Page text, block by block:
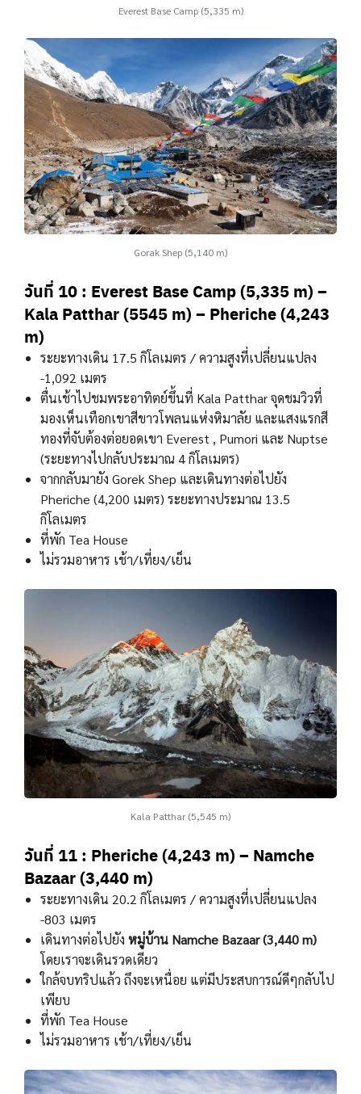
Everest Base Camp (5,335 m)
Gorak Shep (5,140 m)
วันที่ 10 : Everest Base Camp (5,335 m) –
Kala Patthar (5545 m) – Pheriche (4,243
m)
ระยะทางเดิน 17.5 กิโลเมตร / ความสูงที่เปลี่ยนแปลง
-1,092 เมตร
ตื่นเช้าไปชมพระอาทิตย์ขึ้นที่ Kala Patthar จุดชมวิวที่
มองเห็นเทือกเขาสีขาวโพลนแห่งหิมาลัย และแสงแรกสี
ทองที่จับต้องต่อยอดเขา Everest , Pumori และ Nuptse
(ระยะทางไปกลับประมาณ 4 กิโลเมตร)
จากกลับมายัง Gorek Shep และเดินทางต่อไปยัง
Pheriche (4,200 เมตร) ระยะทางประมาณ 13.5
กิโลเมตร
ที่พัก Tea House
ไม่รวมอาหาร เช้า/เที่ยง/เย็น
Kala Patthar (5,545 m)
วันที่ 11 : Pheriche (4,243 m) – Namche
Bazaar (3,440 m)
ระยะทางเดิน 20.2 กิโลเมตร / ความสูงที่เปลี่ยนแปลง
-803 เมตร
เดินทางต่อไปยัง หมู่บ้าน Namche Bazaar (3,440 m)
โดยเราจะเดินรวดเดียว
ใกล้จบทริปแล้ว ถึงจะเหนื่อย แต่มีประสบการณ์ดีๆกลับไป
เพียบ
ที่พัก Tea House
ไม่รวมอาหาร เช้า/เที่ยง/เย็น